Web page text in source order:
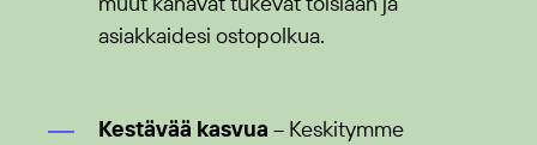
asiakkaidesi ostopolkua.
Kestävää kasvua – Keskitymme